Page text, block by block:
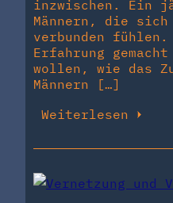
inzwischen. Ein
Männern, die
verbunden
Erfahrung gemacht
wollen, wie das
Männern […]
Weiterlesen